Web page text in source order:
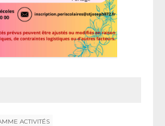
ACTIVITÉS